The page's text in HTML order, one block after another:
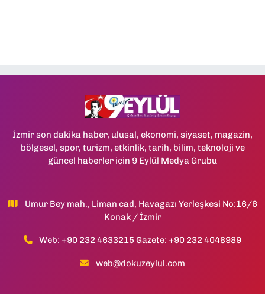
İzmir son dakika haber, ulusal, ekonomi, siyaset, magazin,
bölgesel, spor, turizm, etkinlik, tarih, bilim, teknoloji ve
güncel haberler için 9 Eylül Medya Grubu
Umur Bey mah., Liman cad, Havagazı Yerleşkesi No:16/6
Konak / İzmir
Web: +90 232 4633215 Gazete: +90 232 4048989
web@dokuzeylul.com